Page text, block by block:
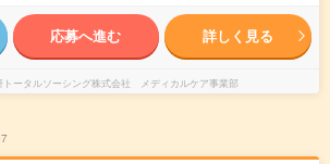
応募へ進む 詳しく見る
トータルソーシング株式会社 メディカルケア事業部